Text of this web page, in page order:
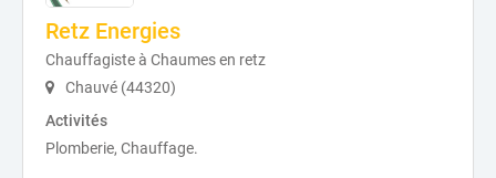
Retz Energies
Chauffagiste à Chaumes en retz
Chauvé (44320)
Activités
Plomberie, Chauffage.